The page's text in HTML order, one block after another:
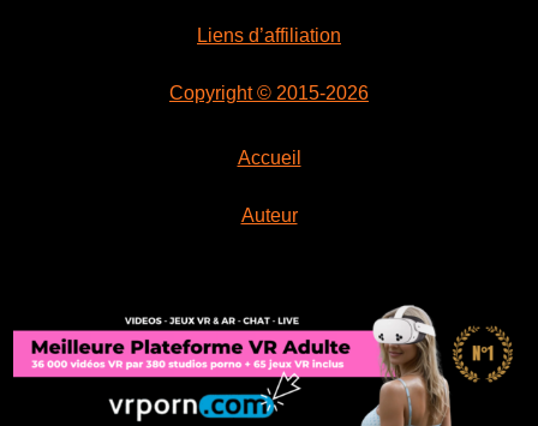
Liens d’affiliation
Copyright © 2015-2026
Accueil
Auteur